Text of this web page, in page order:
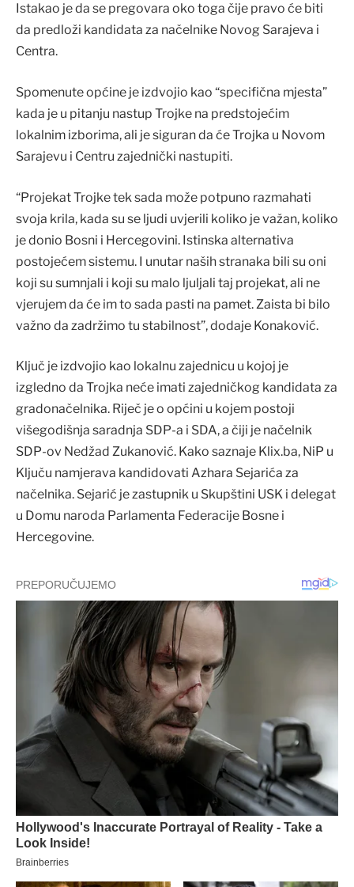
Istakao je da se pregovara oko toga čije pravo će biti
da predloži kandidata za načelnike Novog Sarajeva i
Centra.
Spomenute općine je izdvojio kao “specifična mjesta”
kada je u pitanju nastup Trojke na predstojećim
lokalnim izborima, ali je siguran da će Trojka u Novom
Sarajevu i Centru zajednički nastupiti.
“Projekat Trojke tek sada može potpuno razmahati
svoja krila, kada su se ljudi uvjerili koliko je važan, koliko
je donio Bosni i Hercegovini. Istinska alternativa
postojećem sistemu. I unutar naših stranaka bili su oni
koji su sumnjali i koji su malo ljuljali taj projekat, ali ne
vjerujem da će im to sada pasti na pamet. Zaista bi bilo
važno da zadržimo tu stabilnost”, dodaje Konaković.
Ključ je izdvojio kao lokalnu zajednicu u kojoj je
izgledno da Trojka neće imati zajedničkog kandidata za
gradonačelnika. Riječ je o općini u kojem postoji
višegodišnja saradnja SDP-a i SDA, a čiji je načelnik
SDP-ov Nedžad Zukanović. Kako saznaje Klix.ba, NiP u
Ključu namjerava kandidovati Azhara Sejarića za
načelnika. Sejarić je zastupnik u Skupštini USK i delegat
u Domu naroda Parlamenta Federacije Bosne i
Hercegovine.